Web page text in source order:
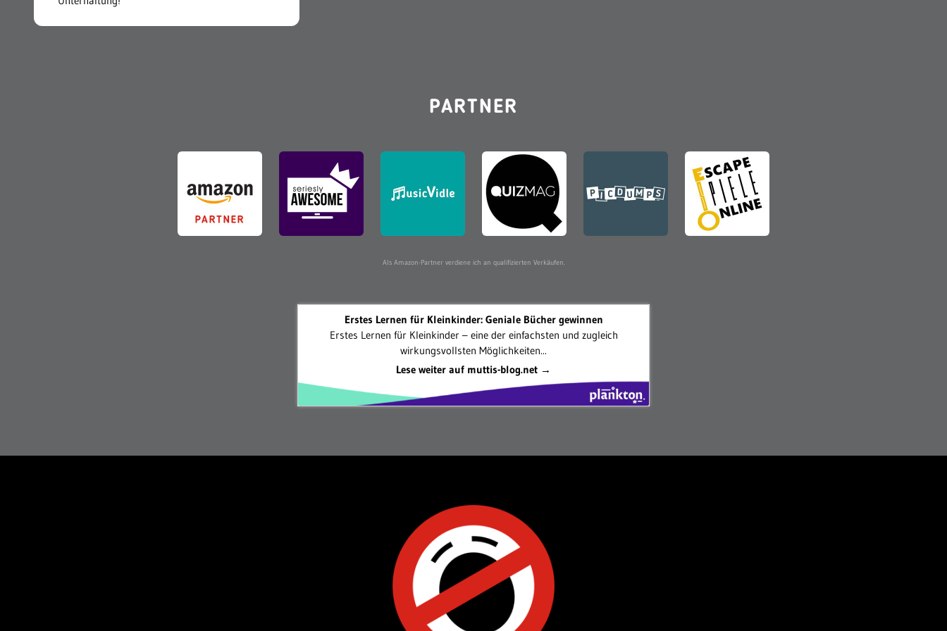
PARTNER
Als Amazon-Partner verdiene ich an qualifizierten Verkäufen.
Erstes Lernen für Kleinkinder: Geniale Bücher gewinnen
Erstes Lernen für Kleinkinder – eine der einfachsten und zugleich
wirkungsvollsten Möglichkeiten...
Lese weiter auf muttis-blog.net →